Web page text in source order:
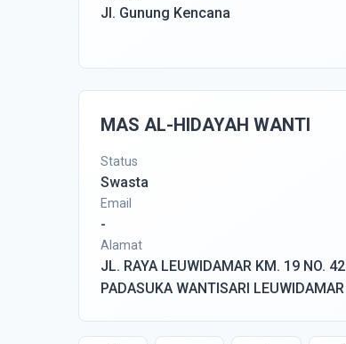
Jl. Gunung Kencana
MAS AL-HIDAYAH WANTI
Status
Swasta
Email
-
Alamat
JL. RAYA LEUWIDAMAR KM. 19 NO. 42
PADASUKA WANTISARI LEUWIDAMAR